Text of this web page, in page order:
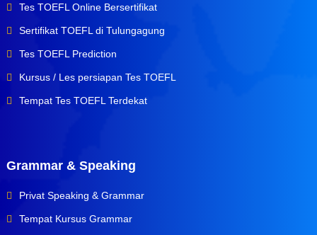
Tes TOEFL Online Bersertifikat
Sertifikat TOEFL di Tulungagung
Tes TOEFL Prediction
Kursus / Les persiapan Tes TOEFL
Tempat Tes TOEFL Terdekat
Grammar & Speaking
Privat Speaking & Grammar
Tempat Kursus Grammar